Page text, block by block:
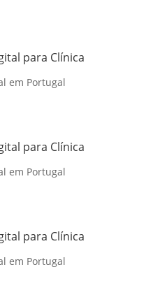
para Clínica
em Portugal
para Clínica
em Portugal
para Clínica
em Portugal